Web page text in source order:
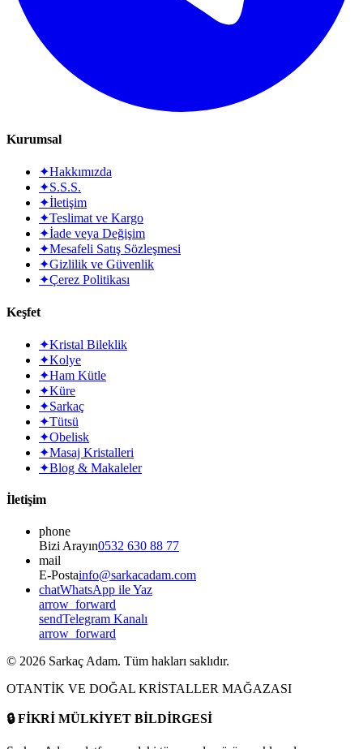
Kurumsal
✦Hakkımızda
✦S.S.S.
✦İletişim
✦Teslimat ve Kargo
✦İade veya Değişim
✦Mesafeli Satış Sözleşmesi
✦Gizlilik ve Güvenlik
✦Çerez Politikası
Keşfet
✦Kristal Bileklik
✦Kolye
✦Ham Kütle
✦Küre
✦Sarkaç
✦Tütsü
✦Obelisk
✦Masaj Kristalleri
✦Blog & Makaleler
İletişim
phone
Bizi Arayın0532 630 88 77
mail
E-Postainfo@sarkacadam.com
chatWhatsApp ile Yaz
arrow_forward
sendTelegram Kanalı
arrow_forward
© 2026 Sarkaç Adam. Tüm hakları saklıdır.
OTANTİK VE DOĞAL KRİSTALLER MAĞAZASI
🔒FİKRİ MÜLKİYET BİLDİRGESİ